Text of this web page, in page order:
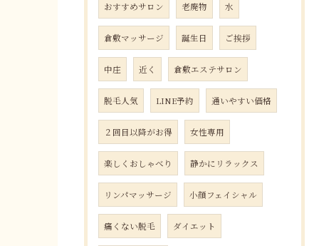
おすすめサロン 老廃物 水
倉敷マッサージ 誕生日 ご挨拶
中庄 近く 倉敷エステサロン
脱毛人気 LINE予約 通いやすい価格
２回目以降がお得 女性専用
楽しくおしゃべり 静かにリラックス
リンパマッサージ 小顔フェイシャル
痛くない脱毛 ダイエット